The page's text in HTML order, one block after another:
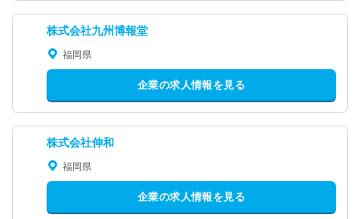
株式会社九州博報堂
福岡県
企業の求人情報を見る
株式会社伸和
福岡県
企業の求人情報を見る